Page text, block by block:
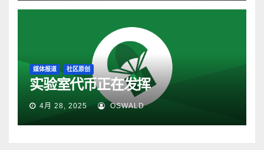
媒体报道 社区原创
实验室代币正在发挥
4月 28, 2025 OSWALD